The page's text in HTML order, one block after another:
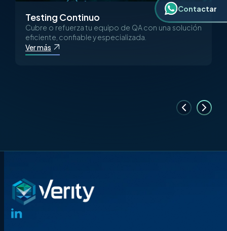
Testing Continuo
Cubre o refuerza tu equipo de QA con una solución
eficiente, confiable y especializada.
Ver más
Contactar